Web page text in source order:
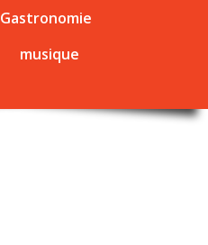
Gastronomie
musique